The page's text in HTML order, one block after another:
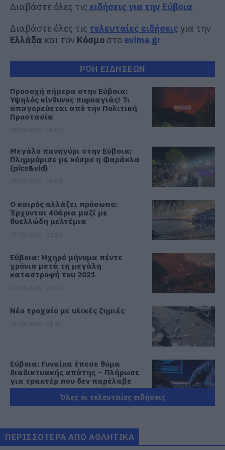
Διαβάστε όλες τις ειδήσεις για την Εύβοια
Διαβάστε όλες τις τελευταίες ειδήσεις για την
Ελλάδα και τον Κόσμο στο evima.gr
ΡΟΗ ΕΙΔΗΣΕΩΝ
Προσοχή σήμερα στην Εύβοια:
Υψηλός κίνδυνος πυρκαγιάς! Τι
απαγορεύεται από την Πολιτική
Προστασία
Μεγάλο πανηγύρι στην Εύβοια:
Πλημμύρισε με κόσμο η Φαράκλα
(pics&vid)
Ο καιρός αλλάζει πρόσωπο:
Έρχονται 40άρια μαζί με
θυελλώδη μελτέμια
Εύβοια: Ηχηρό μήνυμα πέντε
χρόνια μετά τη μεγάλη
καταστροφή του 2021
Νέο τροχαίο με υλικές ζημιές
Εύβοια: Γυναίκα έπεσε θύμα
διαδικτυακής απάτης – Πλήρωσε
για τρακτέρ που δεν παρέλαβε
07.08.2026 | 21:20
του από τη θάλασσα
07.08.2026 | 20:57
Όλες οι τελευταίες ειδήσεις
ΠΕΡΙΣΣΟΤΕΡΑ ΑΠΟ ΑΘΛΗΤΙΚΑ